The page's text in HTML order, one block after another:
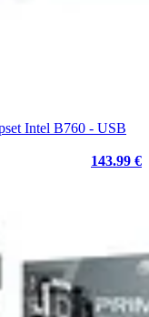
Intel B760 - USB
143.99 €